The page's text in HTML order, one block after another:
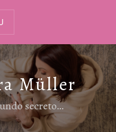
Müller
secreto…